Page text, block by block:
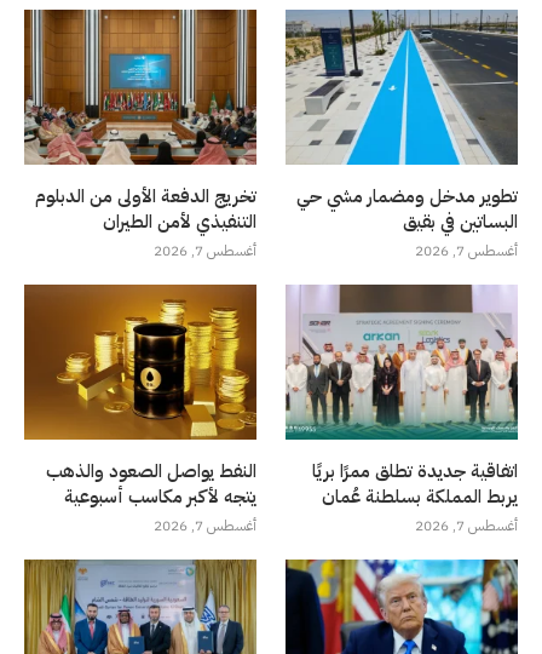
تطوير مدخل ومضمار مشي حي
البساتين في بقيق
أغسطس 7, 2026
تخريج الدفعة الأولى من الدبلوم
التنفيذي لأمن الطيران
أغسطس 7, 2026
اتفاقية جديدة تطلق ممرًا بريًا
يربط المملكة بسلطنة عُمان
أغسطس 7, 2026
النفط يواصل الصعود والذهب
يتجه لأكبر مكاسب أسبوعية
أغسطس 7, 2026